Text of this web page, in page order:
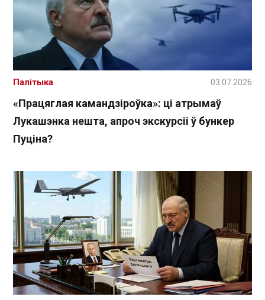
«Працяглая камандзіроўка»: ці атрымаў
Лукашэнка нешта, апроч экскурсіі ў бункер
Пуціна?
Палітыка 03.07.2026